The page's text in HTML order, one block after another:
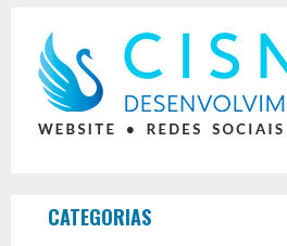
CATEGORIAS